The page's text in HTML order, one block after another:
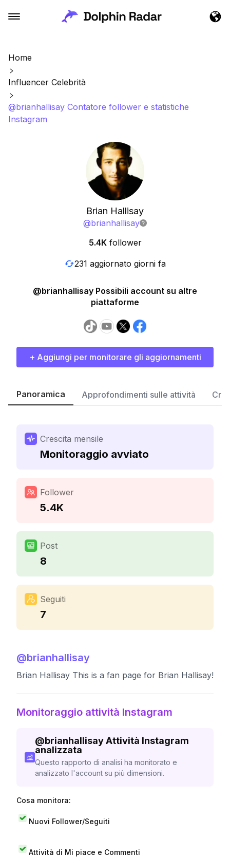
Home
Influencer Celebrità
@brianhallisay Contatore follower e statistiche
Instagram
Brian Hallisay
@brianhallisay
5.4K follower
231 aggiornato giorni fa
@brianhallisay Possibili account su altre
piattaforme
+ Aggiungi per monitorare gli aggiornamenti
Panoramica Approfondimenti sulle attività
Crescita mensile
Monitoraggio avviato
Follower
5.4K
Post
8
Seguiti
7
@brianhallisay
Brian Hallisay This is a fan page for Brian Hallisay!
Monitoraggio attività Instagram
@brianhallisayAttività Instagram
analizzata
Questo rapporto di analisi ha monitorato e
analizzato l'account su più dimensioni.
Cosa monitora:
Nuovi Follower/Seguiti
Attività di Mi piace e Commenti